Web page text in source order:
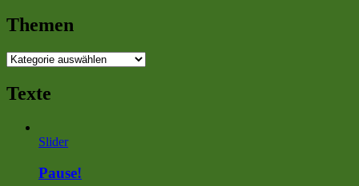
Themen
Themen
Texte
Slider
Pause!